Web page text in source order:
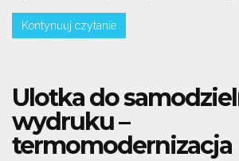
Kontynuuj czytanie
Ulotka do
wydruku –
termomodernizacja